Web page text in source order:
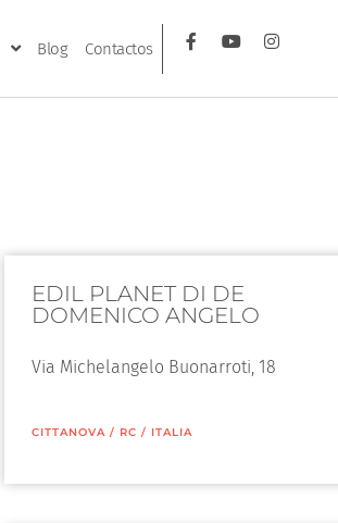
Blog Contactos
EDIL PLANET DI DE
DOMENICO ANGELO
Via Michelangelo Buonarroti, 18
CITTANOVA / RC / ITALIA